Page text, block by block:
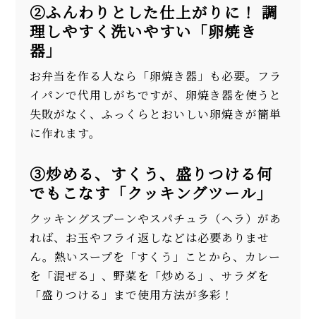
②ふんわりとした仕上がりに！ 調
理しやすく洗いやすい「卵焼き
器」
お弁当を作る人なら「卵焼き器」も必要。フラ
イパンで代用しがちですが、卵焼き器を使うと
失敗がなく、ふっくらとおいしい卵焼きが簡単
に作れます。
③炒める、すくう、盛りつける何
でもこなす「クッキングツール」
クッキングスプーンやスパチュラ（ヘラ）があ
れば、お玉やフライ返しなどは必要ありませ
ん。熱いスープを「すくう」ことから、カレー
を「混ぜる」、野菜を「炒める」、サラダを
「盛りつける」まで使用方法が多彩！